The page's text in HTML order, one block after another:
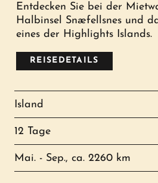
Entdecken Sie bei der
Halbinsel Snæfellsnes und
eines der Highlights Islands.
REISEDETAILS
Island
12 Tage
Mai. - Sep., ca. 2260 km